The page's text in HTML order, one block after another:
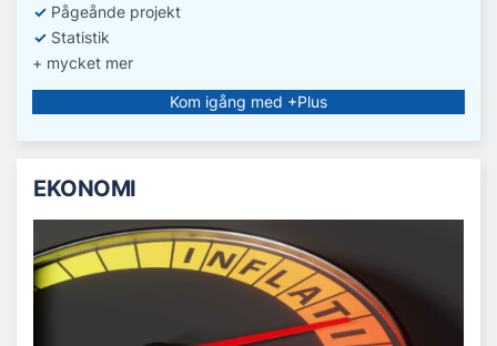
✓ Pågeånde projekt
✓ Statistik
+ mycket mer
Kom igång med +Plus
EKONOMI